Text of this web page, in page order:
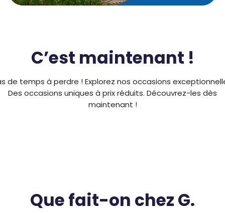
C’est maintenant !
de temps à perdre ! Explorez nos occasions
Des occasions uniques à prix réduits. Découvrez-les dès
maintenant !
Que fait-on chez G.